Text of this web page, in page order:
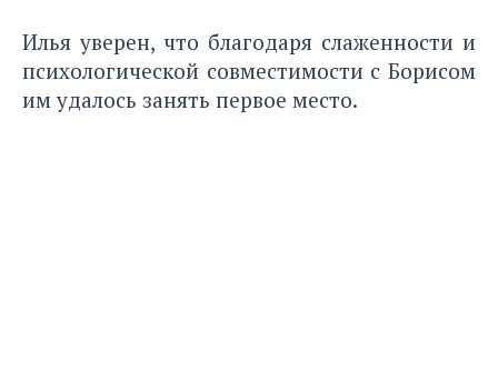
Илья уверен, что благодаря слаженности и
психологической совместимости с Борисом
им удалось занять первое место.